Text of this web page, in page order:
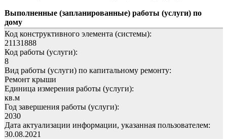
Выполненные (запланированные) работы (услуги) по
дому
Код конструктивного элемента (системы):
21131888
Код работы (услуги):
8
Вид работы (услуги) по капитальному ремонту:
Ремонт крыши
Единица измерения работы (услуги):
кв.м
Год завершения работы (услуги):
2030
Дата актуализации информации, указанная пользователем:
30.08.2021